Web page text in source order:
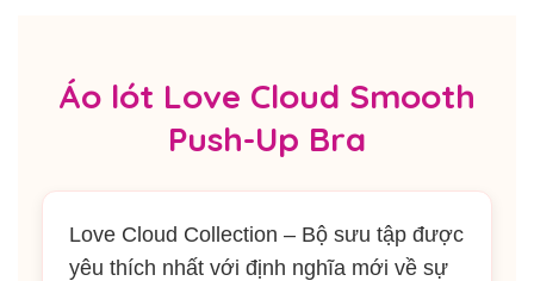
Áo lót Love Cloud Smooth
Push-Up Bra
Love Cloud Collection – Bộ sưu tập được
yêu thích nhất với định nghĩa mới về sự